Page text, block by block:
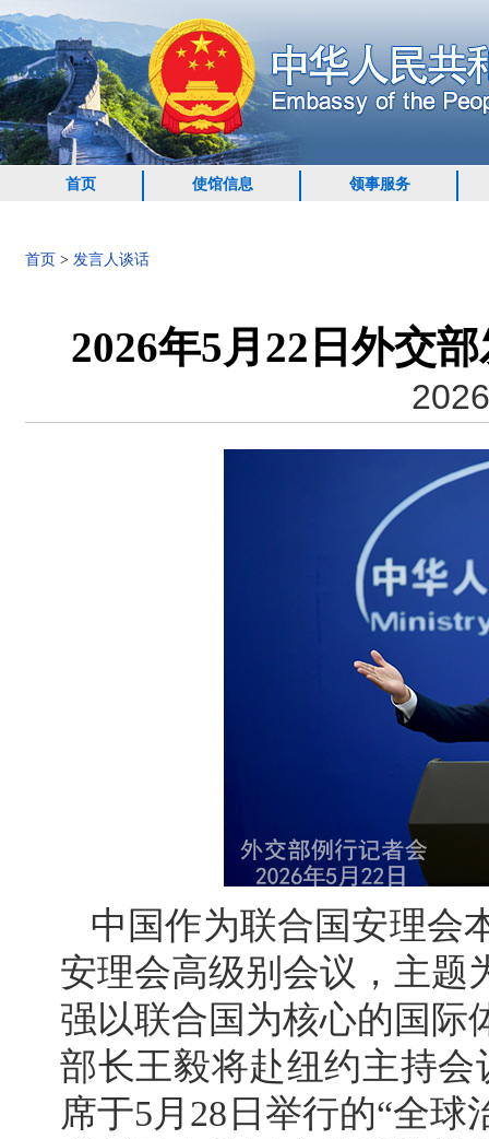
首页 使馆信息 领事服务
首页 > 发言人谈话
2026年5月22日外交
中国作为联合国安理会
安理会高级别会议，主题
强以联合国为核心的国际
部长王毅将赴纽约主持
席于5月28日举行的“全